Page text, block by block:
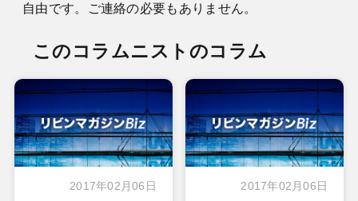
自由です。ご連絡の必要もありません。
このコラムニストのコラム
2017年02月06日 2017年02月06日